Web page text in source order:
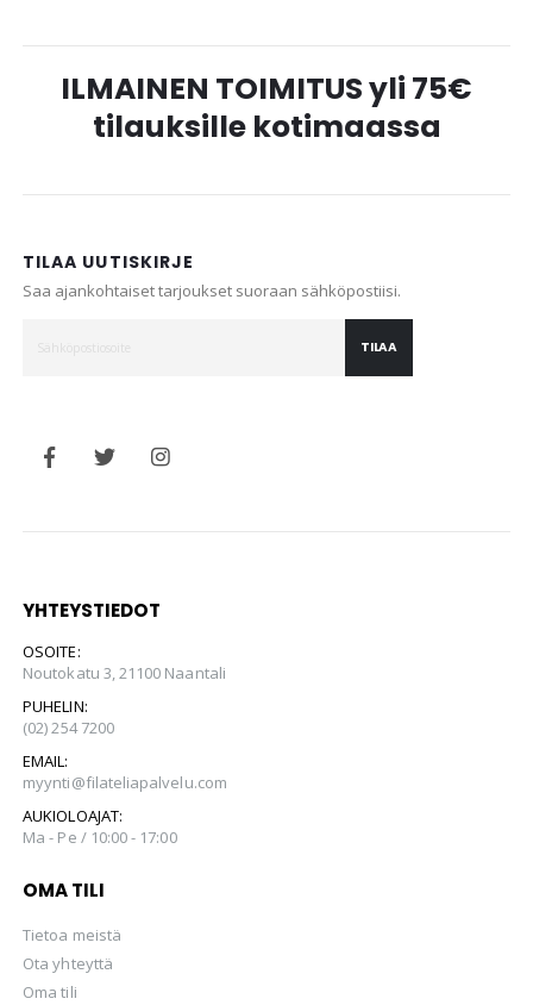
ILMAINEN TOIMITUS yli 75€
tilauksille kotimaassa
TILAA UUTISKIRJE
Saa ajankohtaiset tarjoukset suoraan sähköpostiisi.
TILAA
YHTEYSTIEDOT
OSOITE:
Noutokatu 3, 21100 Naantali
PUHELIN:
(02) 254 7200
EMAIL:
myynti@filateliapalvelu.com
AUKIOLOAJAT:
Ma - Pe / 10:00 - 17:00
OMA TILI
Tietoa meistä
Ota yhteyttä
Oma tili